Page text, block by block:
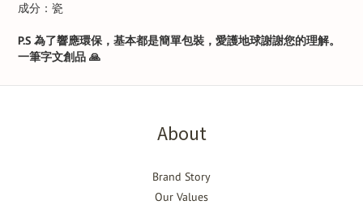
成分：瓷
P.S 為了響應環保，基本都是簡單包裝，愛護地球謝謝您的理解。
一筆字文創品 🙏
About
Brand Story
Our Values